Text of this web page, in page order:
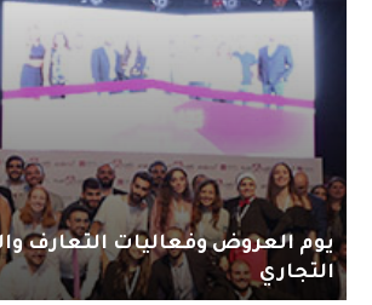
يوم العروض وفعاليات التعارف
التجاري